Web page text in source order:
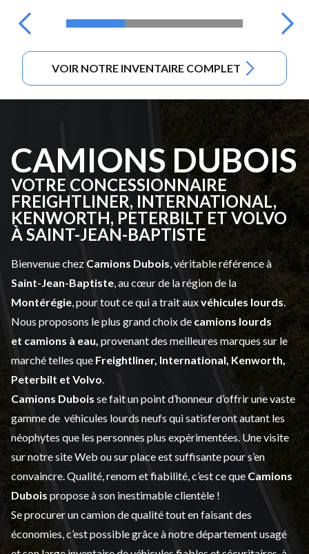
VOIR NOTRE INVENTAIRE COMPLET
CAMIONS DUBOIS
VOTRE CONCESSIONNAIRE
FREIGHTLINER, INTERNATIONAL,
KENWORTH, PETERBILT ET VOLVO
À SAINT-JEAN-BAPTISTE
Bienvenue chez Camions Dubois , véritable référence à
Saint-Jean-Baptiste , au cœur de la région de la
Montérégie , pour tout ce qui a trait auxvéhicules lourds
Nous proposons le plus grand choix de camions lourds
et camions à eau, provenant des meilleures marques sur le
marché telles que Freightliner, International, Kenworth,
Peterbilt et Volvo
Camions Dubois se fait un point d’honneur d’offrir une vaste
gamme de véhicules lourds neufs qui satisferont autant les
néophytes que les personnes plus expérimentées. Une visite
sur notre site Web ou sur place est suffisante pour s’en
convaincre. Qualité, renom et fiabilité, c’est ce que Camions
Dubois propose à son inestimable clientèle !
Se procurer un camion de qualité tout en faisant des
économies, c’est possible grâce à notredépartement usagé